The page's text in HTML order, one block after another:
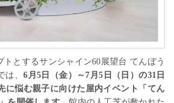
トとするサンシャイン60 展望台 てんぼう
は、6 月5 日（金） ～7 月5 日 （日）の31 日
に悩む親子に向けた 屋内イベント「てん